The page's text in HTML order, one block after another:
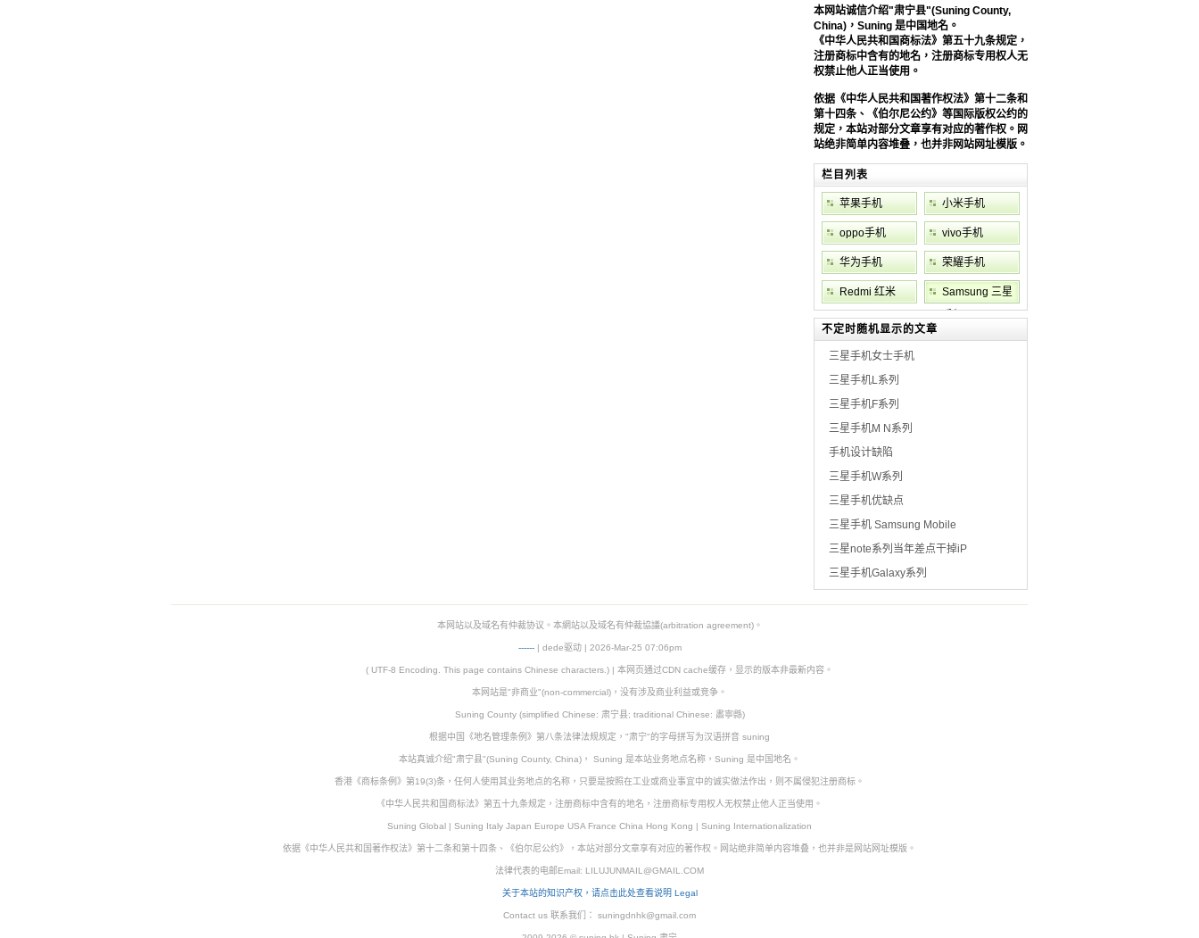
本网站诚信介绍"肃宁县"(Suning County,
China)，Suning 是中国地名。
《中华人民共和国商标法》第五十九条规定，
注册商标中含有的地名，注册商标专用权人无
权禁止他人正当使用。
依据《中华人民共和国著作权法》第十二条和
第十四条、《伯尔尼公约》等国际版权公约的
规定，本站对部分文章享有对应的著作权。网
站绝非简单内容堆叠，也并非网站网址模版。
栏目列表
苹果手机
iPhone
小米手机
oppo手机 vivo手机
华为手机 荣耀手机
Redmi 红米
Samsung 三星
手机
不定时随机显示的文章
三星手机女士手机
三星手机L系列
三星手机F系列
三星手机M N系列
手机设计缺陷
三星手机W系列
三星手机优缺点
三星手机 Samsung Mobile
三星note系列当年差点干掉iP
三星手机Galaxy系列
本网站以及域名有仲裁协议。本網站以及域名有仲裁協議(arbitration agreement)。
------| dede驱动 | 2026-Mar-25 07:06pm
( UTF-8 Encoding. This page contains Chinese characters.) | 本网页通过CDN cache缓存，显示的版本非最新内容。
本网站是"非商业"(non-commercial)，没有涉及商业利益或竞争。
Suning County (simplified Chinese: 肃宁县; traditional Chinese: 肅寧縣)
根据中国《地名管理条例》第八条法律法规规定，"肃宁"的字母拼写为汉语拼音 suning
本站真诚介绍"肃宁县"(Suning County, China)， Suning 是本站业务地点名称，Suning 是中国地名。
香港《商标条例》第19(3)条，任何人使用其业务地点的名称，只要是按照在工业或商业事宜中的诚实做法作出，则不属侵犯注册商标。
《中华人民共和国商标法》第五十九条规定，注册商标中含有的地名，注册商标专用权人无权禁止他人正当使用。
Suning Global | Suning Italy Japan Europe USA France China Hong Kong | Suning Internationalization
依据《中华人民共和国著作权法》第十二条和第十四条、《伯尔尼公约》，本站对部分文章享有对应的著作权。网站绝非简单内容堆叠，也并非是网站网址模版。
法律代表的电邮Email: LILUJUNMAIL@GMAIL.COM
关于本站的知识产权，请点击此处查看说明 Legal
Contact us 联系我们： suningdnhk@gmail.com